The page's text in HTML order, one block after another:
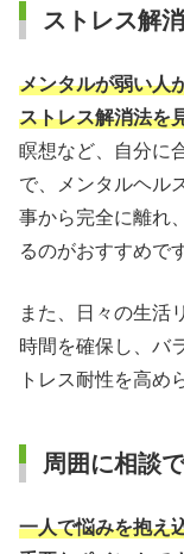
ストレス解
メンタルが弱い人
ストレス解消法を
瞑想など、自分に
で、メンタルヘル
事から完全に離れ
るのがおすすめです
また、日々の生活
時間を確保し、バ
トレス耐性を高め
周囲に相談
一人で悩みを抱え